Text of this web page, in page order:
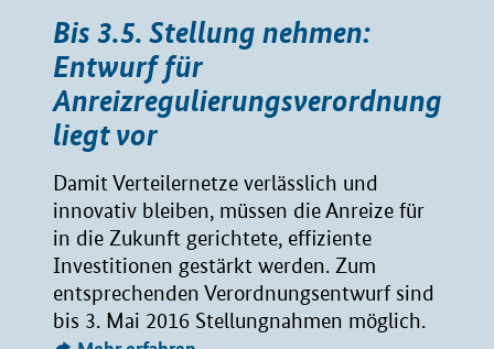
Bis 3.5. Stellung nehmen:
Entwurf für
Anreizregulierungsverordnung
liegt vor
Damit Verteilernetze verlässlich und
innovativ bleiben, müssen die Anreize für
in die Zukunft gerichtete, effiziente
Investitionen gestärkt werden. Zum
entsprechenden Verordnungsentwurf sind
bis 3. Mai 2016 Stellungnahmen möglich.